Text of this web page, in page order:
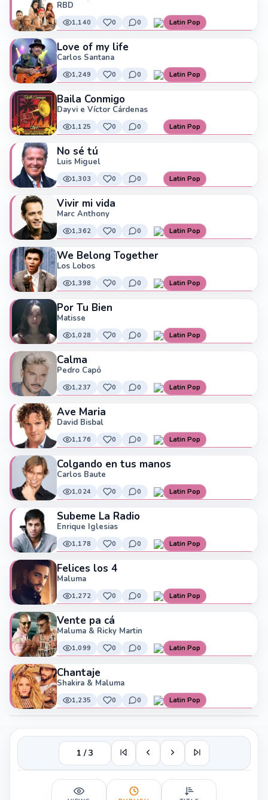
RBD
1,140 0 0 Latin Pop
Love of my life
Carlos Santana
1,249 0 0 Latin Pop
Baila Conmigo
Dayvi e Víctor Cárdenas
1,125 0 0 Latin Pop
No sé tú
Luis Miguel
1,303 0 0 Latin Pop
Vivir mi vida
Marc Anthony
1,362 0 0 Latin Pop
We Belong Together
Los Lobos
1,398 0 0 Latin Pop
Por Tu Bien
Matisse
1,028 0 0 Latin Pop
Calma
Pedro Capó
1,237 0 0 Latin Pop
Ave Maria
David Bisbal
1,176 0 0 Latin Pop
Colgando en tus manos
Carlos Baute
1,024 0 0 Latin Pop
Subeme La Radio
Enrique Iglesias
1,178 0 0 Latin Pop
Felices los 4
Maluma
1,272 0 0 Latin Pop
Vente pa cá
Maluma & Ricky Martin
1,099 0 0 Latin Pop
Chantaje
Shakira & Maluma
1,235 0 0 Latin Pop
1 / 3